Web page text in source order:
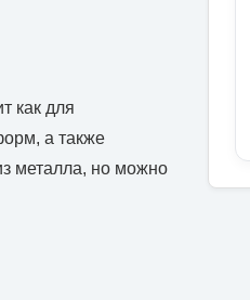
как для
а также
металла, но можно